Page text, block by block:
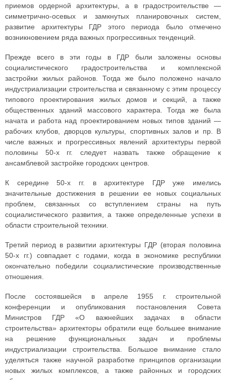
приемов ордерной архитектуры, а в градостроительстве —
симметрично-осевых и замкнутых планировочных систем,
развитие архитектуры ГДР этого периода было отмечено
возникновением ряда важных прогрессивных тенденций.
Прежде всего в эти годы в ГДР были заложены основы
социалистического градостроительства и комплексной
застройки жилых районов. Тогда же было положено начало
индустриализации строительства и связанному с этим процессу
типового проектирования жилых домов и секций, а также
общественных зданий массового характера. Тогда же была
начата и работа над проектированием новых типов зданий —
рабочих клубов, дворцов культуры, спортивных залов и пр. В
числе важных и прогрессивных явлений архитектуры первой
половины 50-х гг. следует назвать также обращение к
ансамблевой застройке городских центров.
К середине 50-х гг. в архитектуре ГДР уже имелись
значительные достижения в решении ее новых социальных
проблем, связанных со вступлением страны на путь
социалистического развития, а также определенные успехи в
области строительной техники.
Третий период в развитии архитектуры ГДР (вторая половина
50-х гг.) совпадает с годами, когда в экономике республики
окончательно победили социалистические производственные
отношения.
После состоявшейся в апреле 1955 г. строительной
конференции и опубликования постановления Совета
Министров ГДР «О важнейших задачах в области
строительства» архитекторы обратили еще большее внимание
на решение функциональных задач и проблемы
индустриализации строительства. Большое внимание стало
уделяться также научной разработке принципов организации
новых жилых комплексов, а также районных и городских